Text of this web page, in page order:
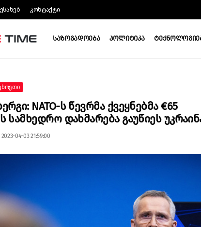
Კონტაქტი
Საზოგადოება Პოლიტიკა
NATO-Ს Წევრმა Ქვეყნებმა €65
Სამხედრო Დახმარება Გაუწიეს
2023-04-03 21:59:00